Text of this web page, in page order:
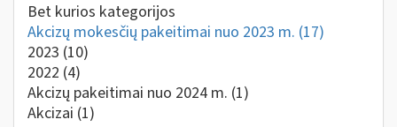
Bet kurios kategorijos
Akcizų mokesčių pakeitimai nuo 2023 m. (17)
2023 (10)
2022 (4)
Akcizų pakeitimai nuo 2024 m. (1)
Akcizai (1)